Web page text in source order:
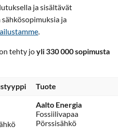
ja sisältävät
ja
tehty joyli 330 000 sopimusta
Tuote
Aalto Energia
Fossiilivapaa
Pörssisähkö